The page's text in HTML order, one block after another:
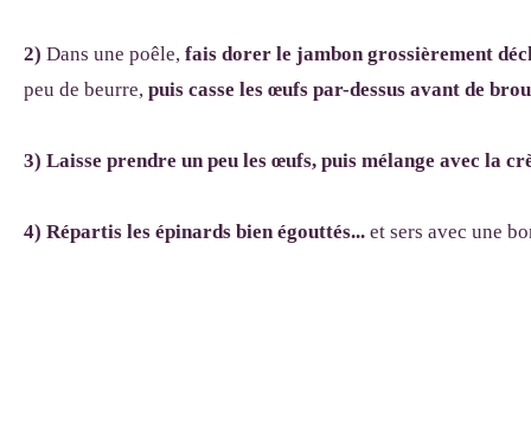
2) Dans une poêle, fais dorer le jambon grossièrement
peu de beurre, puis casse les œufs par-dessus avant de
3) Laisse prendre un peu les œufs, puis mélange avec la
4) Répartis les épinards bien égouttés... et sers avec une